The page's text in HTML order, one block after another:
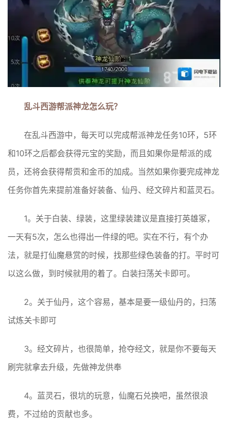
乱斗西游帮派神龙怎么玩？
在乱斗西游中，每天可以完成帮派神龙任务10环，5环
和10环之后都会获得元宝的奖励，而且如果你是帮派的成
员，还将会获得帮贡和金币的加成。当然如果你要完成神龙
任务你首先来提前准备好装备、仙丹、经文碎片和蓝灵石。
1。关于白装、绿装，这里绿装建议是直接打英雄冢，
一天有5次，怎么也得出一件绿的吧。实在不行，有个办
法，就是打仙魔悬赏的时候，找那些绿色装备的打。平时可
以这么做，到时候就用的着了。白装扫荡关卡即可。
2。关于仙丹，这个容易，基本是要一级仙丹的，扫荡
试炼关卡即可
3。经文碎片，也很简单，抢夺经文，就是你不要每天
刷完就拿去升级，先做神龙供奉
4。蓝灵石，很坑的玩意，仙魔石兑换吧，虽然很浪
费，不过给的贡献也多。